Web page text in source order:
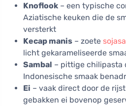
Knoflook – een typische
Aziatische keuken die de
versterkt
Kecap manis – zoete
licht gekarameliseerde
Sambal – pittige chilipasta
Indonesische smaak
Ei – vaak direct door de
gebakken ei bovenop